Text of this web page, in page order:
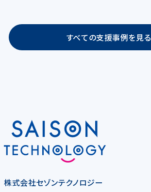
すべての支援事例を見る
株式会社セゾンテクノロジー